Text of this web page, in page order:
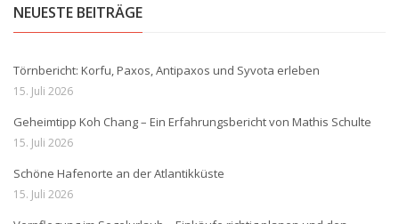
NEUESTE BEITRÄGE
Törnbericht: Korfu, Paxos, Antipaxos und Syvota erleben
15. Juli 2026
Geheimtipp Koh Chang – Ein Erfahrungsbericht von Mathis Schulte
15. Juli 2026
Schöne Hafenorte an der Atlantikküste
15. Juli 2026